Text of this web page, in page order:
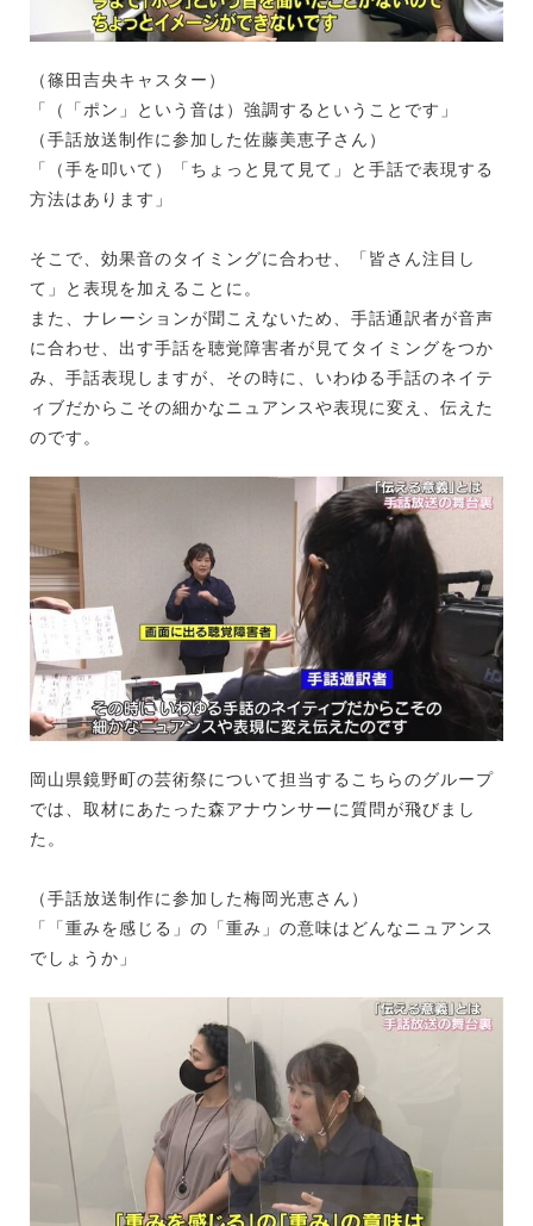
（篠田吉央キャスター）
「（「ポン」という音は）強調するということです」
（手話放送制作に参加した佐藤美恵子さん）
「（手を叩いて）「ちょっと見て見て」と手話で表現する
方法はあります」
そこで、効果音のタイミングに合わせ、「皆さん注目し
て」と表現を加えることに。
また、ナレーションが聞こえないため、手話通訳者が音声
に合わせ、出す手話を聴覚障害者が見てタイミングをつか
み、手話表現しますが、その時に、いわゆる手話のネイテ
ィブだからこその細かなニュアンスや表現に変え、伝えた
のです。
岡山県鏡野町の芸術祭について担当するこちらのグループ
では、取材にあたった森アナウンサーに質問が飛びまし
た。
（手話放送制作に参加した梅岡光恵さん）
「「重みを感じる」の「重み」の意味はどんなニュアンス
でしょうか」